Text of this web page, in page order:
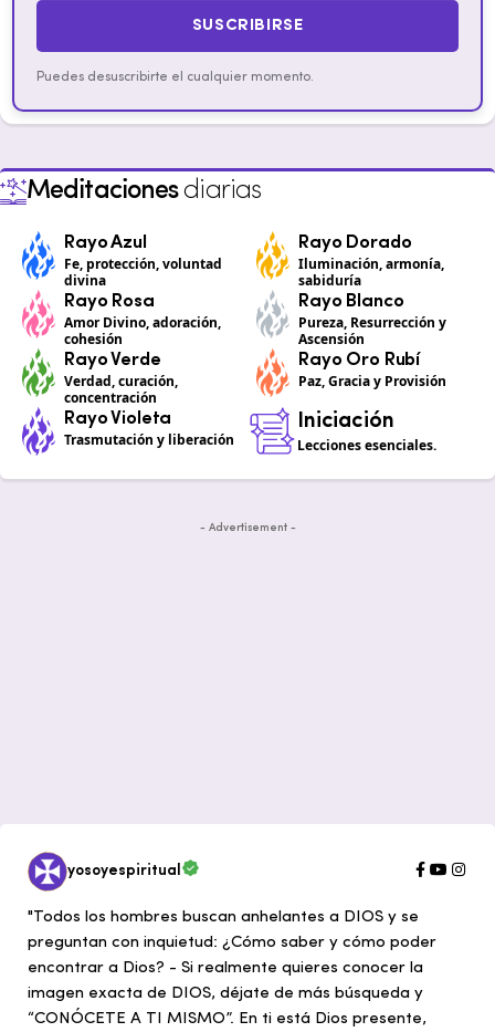
SUSCRIBIRSE
Puedes desuscribirte el cualquier momento.
Meditacionesdiarias
Rayo Azul
Fe, protección, voluntad
divina
Rayo Dorado
Iluminación, armonía,
sabiduría
Rayo Rosa
Amor Divino, adoración,
cohesión
Rayo Blanco
Pureza, Resurrección y
Ascensión
Rayo Verde
Verdad, curación,
concentración
Rayo Oro Rubí
Paz, Gracia y Provisión
Rayo Violeta
Trasmutación y liberación
Iniciación
Lecciones esenciales.
- Advertisement -
yosoyespiritual
"Todos los hombres buscan anhelantes a DIOS y se
preguntan con inquietud: ¿Cómo saber y cómo poder
encontrar a Dios? - Si realmente quieres conocer la
imagen exacta de DIOS, déjate de más búsqueda y
“CONÓCETE A TI MISMO”. En ti está Dios presente,